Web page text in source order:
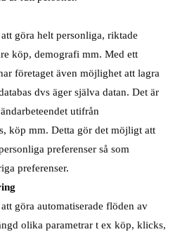
göra helt personliga, riktade
köp, demografi mm. Med ett
företaget även möjlighet att lagra
dvs äger själva datan. Det är
utifrån
köp mm. Detta gör det möjligt att
preferenser så som
preferenser.
göra automatiserade flöden av
olika parametrar t ex köp, klicks,